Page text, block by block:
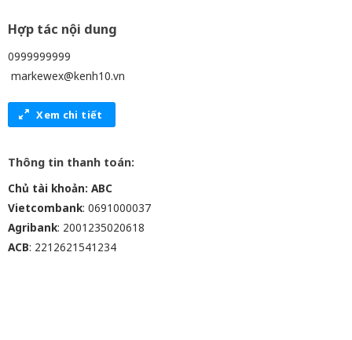
Hợp tác nội dung
0999999999
markewex@kenh10.vn
Xem chi tiết
Thông tin thanh toán:
Chủ tài khoản: ABC
Vietcombank: 0691000037
Agribank: 2001235020618
ACB: 2212621541234